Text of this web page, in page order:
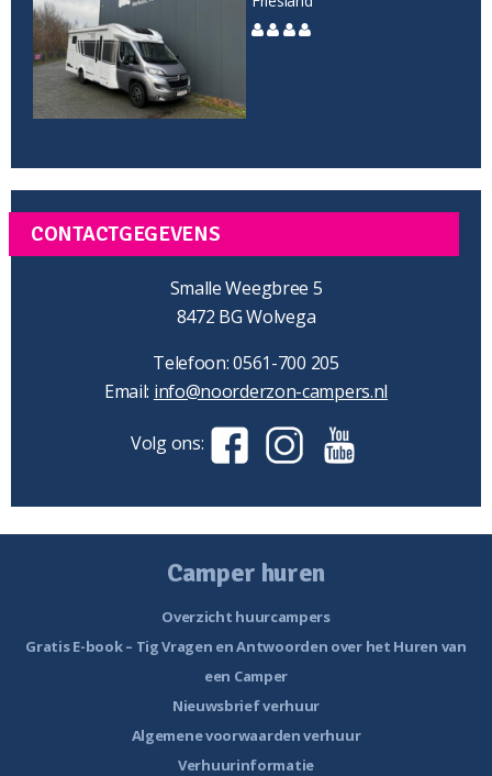
CONTACTGEGEVENS
Smalle Weegbree 5
8472 BG Wolvega
Telefoon: 0561-700 205
Email: info@noorderzon-campers.nl
Volg ons:
Camper huren
Overzicht huurcampers
Gratis E-book – Tig Vragen en Antwoorden over het Huren van
een Camper
Nieuwsbrief verhuur
Algemene voorwaarden verhuur
Verhuurinformatie